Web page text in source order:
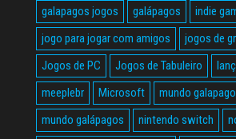
galapagos jogos
galápagos
indie
jogo para jogar com amigos
jogos de
Jogos de PC
Jogos de Tabuleiro
meeplebr
Microsoft
mundo
mundo galápagos
nintendo switch